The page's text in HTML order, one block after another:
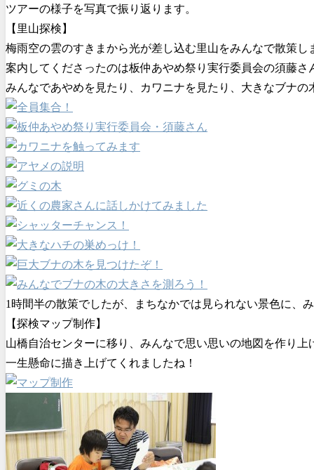
ツアーの様子を写真で振り返ります。
【里山探検】
梅雨空の雲のすきまから光が差し込む里山をみんなで散策し
案内してくださったのは板仲あやめ祭り実行委員会の須藤さ
みんなであやめを見たり、カワニナを見たり、大きなブナの
1時間半の散策でしたが、まちなかでは見られない景色に、
【探検マップ制作】
山橋自治センターに移り、みんなで思い思いの地図を作り上
一生懸命に描き上げてくれましたね！